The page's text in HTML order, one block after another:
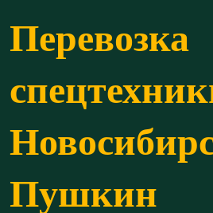
Перевозка
Пушкин